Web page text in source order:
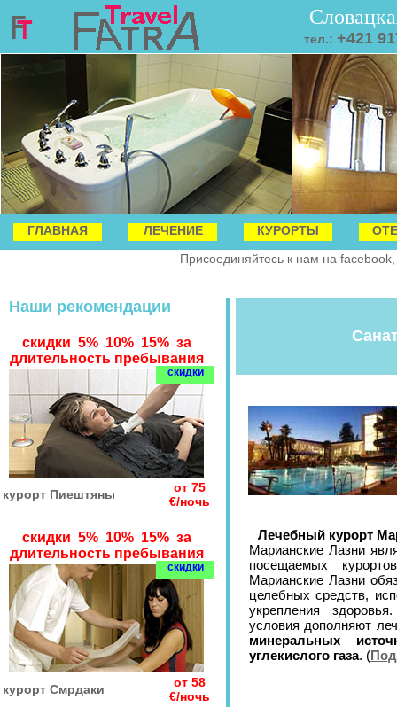
тел.: +421
ГЛАВНАЯ ЛЕЧЕНИЕ КУРОРТЫ
Присоединяйтесь к нам на
Наши рекомендации
скидки 5% 10% 15% за
длительность пребывания
скидки
курорт Пиештяны
от 75
€/ночь
скидки 5% 10% 15% за
длительность пребывания
скидки
курорт Смрдаки
от 58
€/ночь
Лечебный курорт
Марианские Лазни
посещаемых
Марианские Лазни
целебных средств,
укрепления
условия дополняют
минеральных
углекислого газа. (